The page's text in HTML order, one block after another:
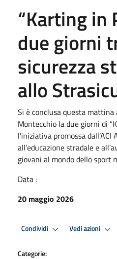
“Karting in
due giorni
sicurezza
allo
Si è conclusa questa
Montecchio la due giorni di
l’iniziativa promossa dall’ACI
all’educazione stradale e
giovani al mondo dello sport
Data :
20 maggio 2026
Condividi Vedi azioni
Categorie: